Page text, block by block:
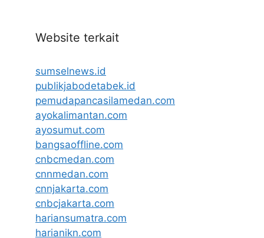
Website terkait
sumselnews.id
publikjabodetabek.id
pemudapancasilamedan.com
ayokalimantan.com
ayosumut.com
bangsaoffline.com
cnbcmedan.com
cnnmedan.com
cnnjakarta.com
cnbcjakarta.com
hariansumatra.com
harianikn.com